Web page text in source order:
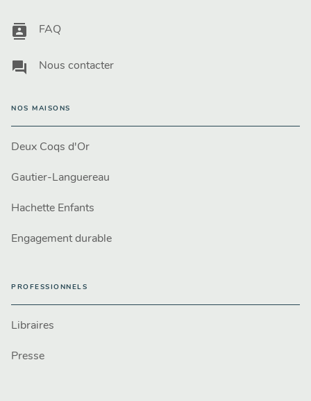
contacts FAQ
question_answer Nous contacter
NOS MAISONS
Deux Coqs d'Or
Gautier-Languereau
Hachette Enfants
Engagement durable
PROFESSIONNELS
Libraires
Presse